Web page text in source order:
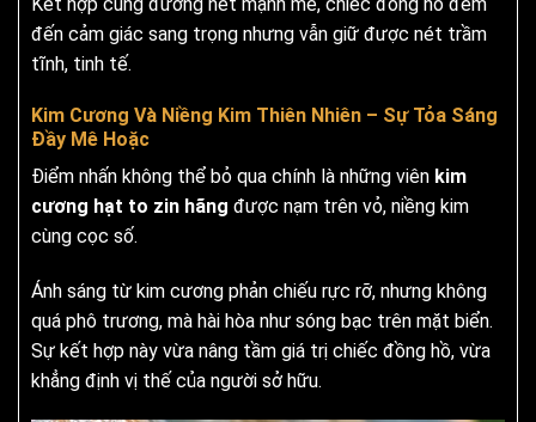
đến cảm giác sang trọng nhưng vẫn giữ được nét trầm
tĩnh, tinh tế.
Kim Cương Và Niềng Kim Thiên Nhiên – Sự Tỏa Sáng
Đầy Mê Hoặc
Điểm nhấn không thể bỏ qua chính là những viên kim
cương hạt to zin hãng được nạm trên vỏ, niềng kim
cùng cọc số.
Ánh sáng từ kim cương phản chiếu rực rỡ, nhưng không
quá phô trương, mà hài hòa như sóng bạc trên mặt biển.
Sự kết hợp này vừa nâng tầm giá trị chiếc đồng hồ, vừa
khẳng định vị thế của người sở hữu.